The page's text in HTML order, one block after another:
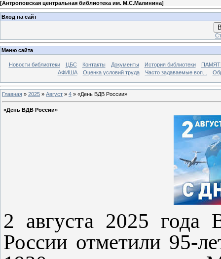
[Антроповская центральная библиотека им. М.С.Малинина]
Вход на сайт
Меню сайта
Новости библиотеки ЦБС Контакты Документы История библиотеки
АФИША
Оценка условий труда Часто задаваемые воп...
Главная » 2025 » Август » 4 » «День ВДВ России»
«День ВДВ России»
2 августа 2025 года
России отметили 95-